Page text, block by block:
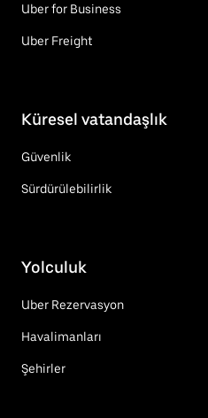
Uber for Business
Uber Freight
Küresel vatandaşlık
Güvenlik
Sürdürülebilirlik
Yolculuk
Uber Rezervasyon
Havalimanları
Şehirler